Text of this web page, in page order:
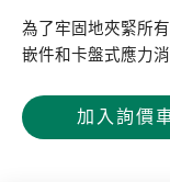
為了牢固地夾緊所
嵌件和卡盤式應力
加入詢價